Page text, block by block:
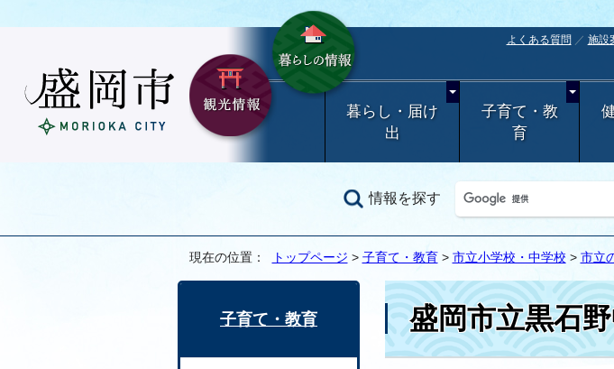
よくある質問 施設
暮らし・届け
出
子育て・教
育
情報を探す
現在の位置： トップページ > 子育て・教育> 市立小学校・中学校> 市立
盛岡市立黒石
子育て・教育